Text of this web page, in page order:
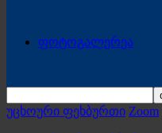
ფოტოგალერეა
უცხოური ფეხბურთი Zoom